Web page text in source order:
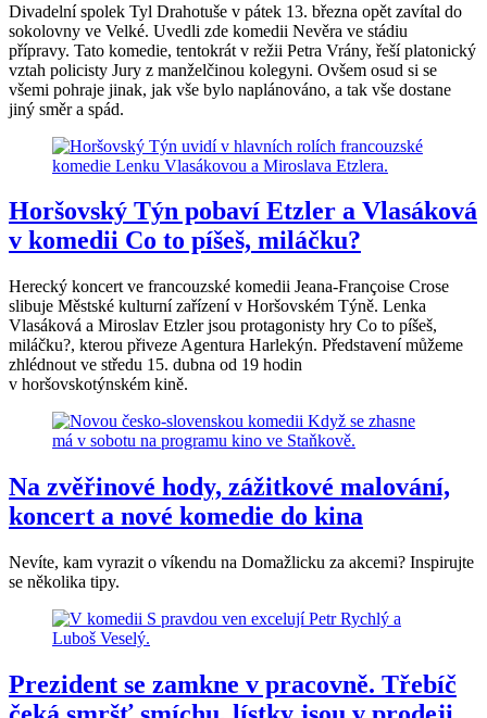
Divadelní spolek Tyl Drahotuše v pátek 13. března opět zavítal do
sokolovny ve Velké. Uvedli zde komedii Nevěra ve stádiu
přípravy. Tato komedie, tentokrát v režii Petra Vrány, řeší platonický
vztah policisty Jury z manželčinou kolegyni. Ovšem osud si se
všemi pohraje jinak, jak vše bylo naplánováno, a tak vše dostane
jiný směr a spád.
Horšovský Týn pobaví Etzler a Vlasáková
v komedii Co to píšeš, miláčku?
Herecký koncert ve francouzské komedii Jeana-Françoise Crose
slibuje Městské kulturní zařízení v Horšovském Týně. Lenka
Vlasáková a Miroslav Etzler jsou protagonisty hry Co to píšeš,
miláčku?, kterou přiveze Agentura Harlekýn. Představení můžeme
zhlédnout ve středu 15. dubna od 19 hodin
v horšovskotýnském kině.
Na zvěřinové hody, zážitkové malování,
koncert a nové komedie do kina
Nevíte, kam vyrazit o víkendu na Domažlicku za akcemi? Inspirujte
se několika tipy.
Prezident se zamkne v pracovně. Třebíč